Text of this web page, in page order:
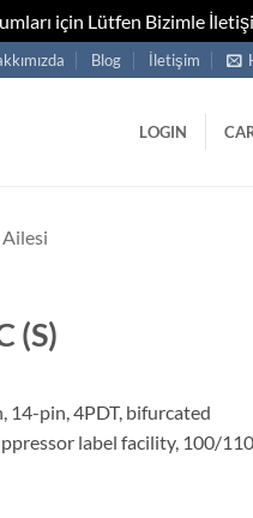
için Lütfen Bizimle
Blog İletişim
LOGIN
(S)
14-pin, 4PDT, bifurcated
label facility, 100/110